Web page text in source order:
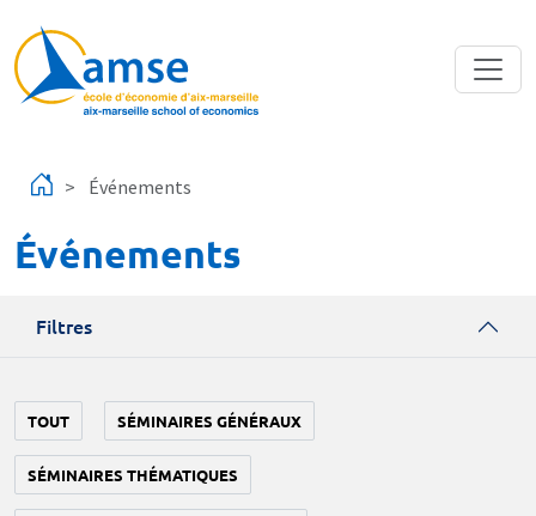
Événements
Événements
Filtres
TOUT SÉMINAIRES GÉNÉRAUX
SÉMINAIRES THÉMATIQUES